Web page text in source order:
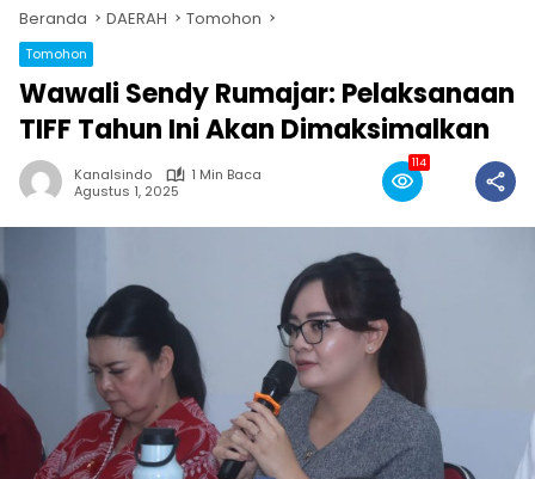
Beranda DAERAH Tomohon
Tomohon
Wawali Sendy Rumajar: Pelaksanaan
TIFF Tahun Ini Akan Dimaksimalkan
Kanalsindo
1 Min Baca
Agustus 1, 2025
114